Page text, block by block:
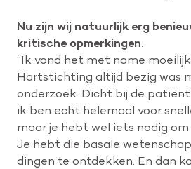
Nu zijn wij natuurlijk erg
kritische opmerkingen.
“Ik vond het met name
Hartstichting altijd bezig was
onderzoek. Dicht bij de
ik ben echt helemaal voor
maar je hebt wel iets nodig om
Je hebt die basale
dingen te ontdekken. En dan